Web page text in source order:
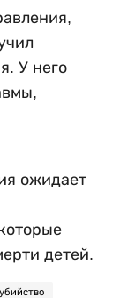
У него
ожидает
детей.